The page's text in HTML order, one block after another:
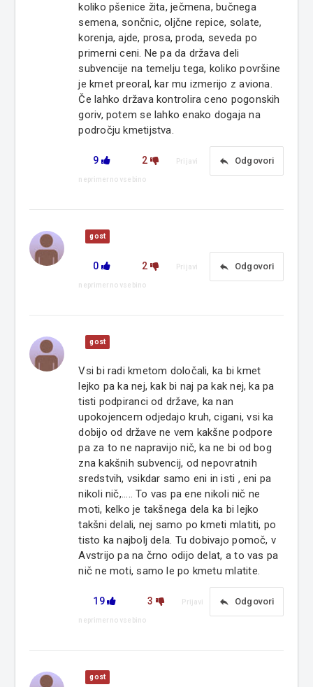
koliko pšenice žita, ječmena, bučnega
semena, sončnic, oljčne repice, solate,
korenja, ajde, prosa, proda, seveda po
primerni ceni. Ne pa da država deli
subvencije na temelju tega, koliko površine
je kmet preoral, kar mu izmerijo z aviona.
Če lahko država kontrolira ceno pogonskih
goriv, potem se lahko enako dogaja na
področju kmetijstva.
9 2 reply Odgovori
Prijavi
neprimerno vsebino
gost
0 2 reply Odgovori
Prijavi
neprimerno vsebino
gost
Vsi bi radi kmetom določali, ka bi kmet
lejko pa ka nej, kak bi naj pa kak nej, ka pa
tisti podpiranci od države, ka nan
upokojencem odjedajo kruh, cigani, vsi ka
dobijo od države ne vem kakšne podpore
pa za to ne napravijo nič, ka ne bi od bog
zna kakšnih subvencij, od nepovratnih
sredstvih, vsikdar samo eni in isti , eni pa
nikoli nič,..... To vas pa ene nikoli nič ne
moti, kelko je takšnega dela ka bi lejko
takšni delali, nej samo po kmeti mlatiti, po
tisto ka najbolj dela. Tu dobivajo pomoč, v
Avstrijo pa na črno odijo delat, a to vas pa
nič ne moti, samo le po kmetu mlatite.
19 3 reply Odgovori
Prijavi
neprimerno vsebino
gost